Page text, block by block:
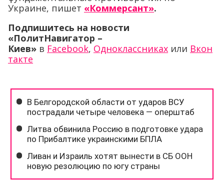
Украине, пишет «Коммерсант».
Подпишитесь на новости
«ПолитНавигатор –
Киев» в Facebook, Одноклассниках или Вкон
такте